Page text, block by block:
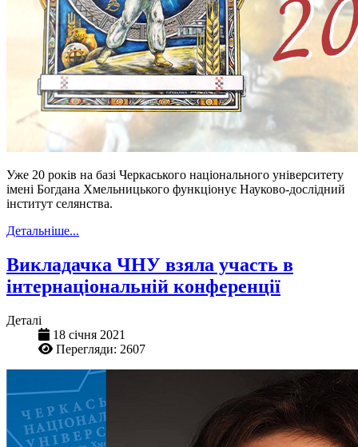
Уже 20 років на базі Черкаського національного університету
імені Богдана Хмельницького функціонує Науково-дослідний
інститут селянства.
Детальніше...
Викладачка ЧНУ взяла участь в
інтернаціональній конференції
Деталі
18 січня 2021
Перегляди: 2607